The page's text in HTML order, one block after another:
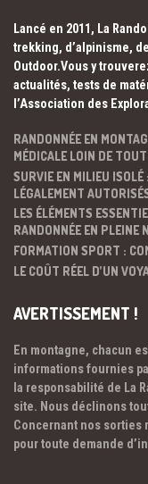
Lancé en 2011, La
trekking, d’alpinisme,
Outdoor.Vous y
actualités, tests de
l’Association des
RANDONNÉE EN
MÉDICALE LOIN DE
SURVIE EN MILIEU
LÉGALEMENT
LES ÉLÉMENTS
RANDONNÉE EN PLEINE
FORMATION SPORT :
LE COÛT RÉEL D’UN
AVERTISSEMENT !
En montagne, chacun
informations fournies
la responsabilité de La
site. Nous déclinons
Concernant nos sorties
pour toute demande